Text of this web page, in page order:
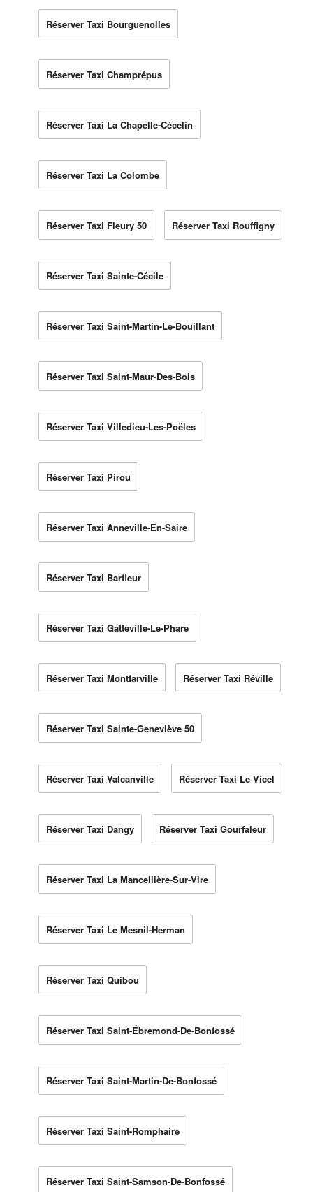
Réserver Taxi Bourguenolles
Réserver Taxi Champrépus
Réserver Taxi La Chapelle-Cécelin
Réserver Taxi La Colombe
Réserver Taxi Fleury 50 Réserver Taxi Rouffigny
Réserver Taxi Sainte-Cécile
Réserver Taxi Saint-Martin-Le-Bouillant
Réserver Taxi Saint-Maur-Des-Bois
Réserver Taxi Villedieu-Les-Poëles
Réserver Taxi Pirou
Réserver Taxi Anneville-En-Saire
Réserver Taxi Barfleur
Réserver Taxi Gatteville-Le-Phare
Réserver Taxi Montfarville Réserver Taxi Réville
Réserver Taxi Sainte-Geneviève 50
Réserver Taxi Valcanville Réserver Taxi Le Vicel
Réserver Taxi Dangy Réserver Taxi Gourfaleur
Réserver Taxi La Mancellière-Sur-Vire
Réserver Taxi Le Mesnil-Herman
Réserver Taxi Quibou
Réserver Taxi Saint-Ébremond-De-Bonfossé
Réserver Taxi Saint-Martin-De-Bonfossé
Réserver Taxi Saint-Romphaire
Réserver Taxi Saint-Samson-De-Bonfossé